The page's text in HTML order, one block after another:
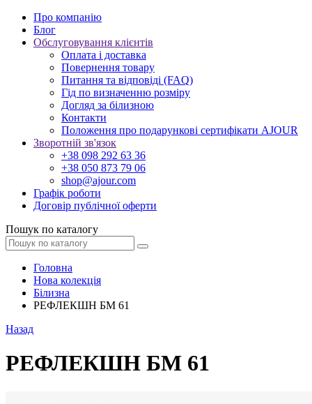
Про компанію
Блог
Обслуговування клієнтів
Оплата і доставка
Повернення товару
Питання та відповіді (FAQ)
Гід по визначенню розміру
Догляд за білизною
Контакти
Положення про подарункові сертифікати AJOUR
Зворотній зв'язок
+38 098 292 63 36
+38 050 873 79 06
shop@ajour.com
Графік роботи
Договір публічної оферти
Пошук по каталогу
Головна
Нова колекція
Білизна
РЕФЛЕКШН БМ 61
Назад
РЕФЛЕКШН БМ 61